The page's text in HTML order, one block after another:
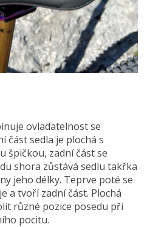
ovladatelnost se
část sedla je plochá s
špičkou, zadní část se
shora zůstává sedlu takřka
jeho délky. Teprve poté se
a tvoří zadní část. Plochá
různé pozice posedu při
pocitu.